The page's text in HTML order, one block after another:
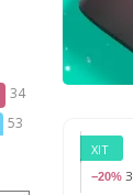
ХІТ
−20%
34
53